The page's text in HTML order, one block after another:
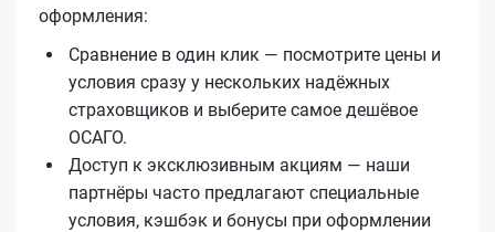
оформления:
Сравнение в один клик — посмотрите цены и
условия сразу у нескольких надёжных
страховщиков и выберите самое дешёвое
ОСАГО.
Доступ к эксклюзивным акциям — наши
партнёры часто предлагают специальные
условия, кэшбэк и бонусы при оформлении